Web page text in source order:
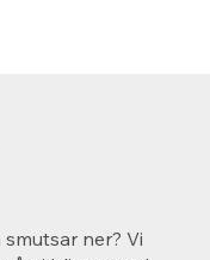
ner? Vi